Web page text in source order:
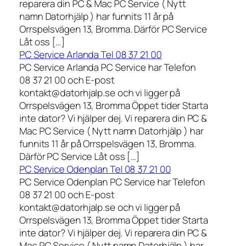
reparera din PC & Mac PC Service ( Nytt
namn Datorhjälp ) har funnits 11 år på
Orrspelsvägen 13, Bromma. Därför PC Service
Låt oss […]
PC Service Arlanda Tel 08 37 21 00
PC Service Arlanda PC Service har Telefon
08 37 21 00 och E-post
kontakt@datorhjalp.se och vi ligger på
Orrspelsvägen 13, Bromma Öppet tider Starta
inte dator? Vi hjälper dej. Vi reparera din PC &
Mac PC Service ( Nytt namn Datorhjälp ) har
funnits 11 år på Orrspelsvägen 13, Bromma.
Därför PC Service Låt oss […]
PC Service Odenplan Tel 08 37 21 00
PC Service Odenplan PC Service har Telefon
08 37 21 00 och E-post
kontakt@datorhjalp.se och vi ligger på
Orrspelsvägen 13, Bromma Öppet tider Starta
inte dator? Vi hjälper dej. Vi reparera din PC &